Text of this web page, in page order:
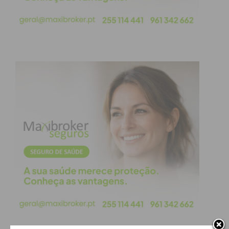
prestígio alcançado junto do
programa URBACT.
Balanço e Desafios: O fator
humano e técnico
Telmo Pinto, Primeiro-Secretário da CIM, e
Manuel Albano , Vice-Presidente da Comissão para
a Cidadania e Igualdade de Género (CIG), traçaram